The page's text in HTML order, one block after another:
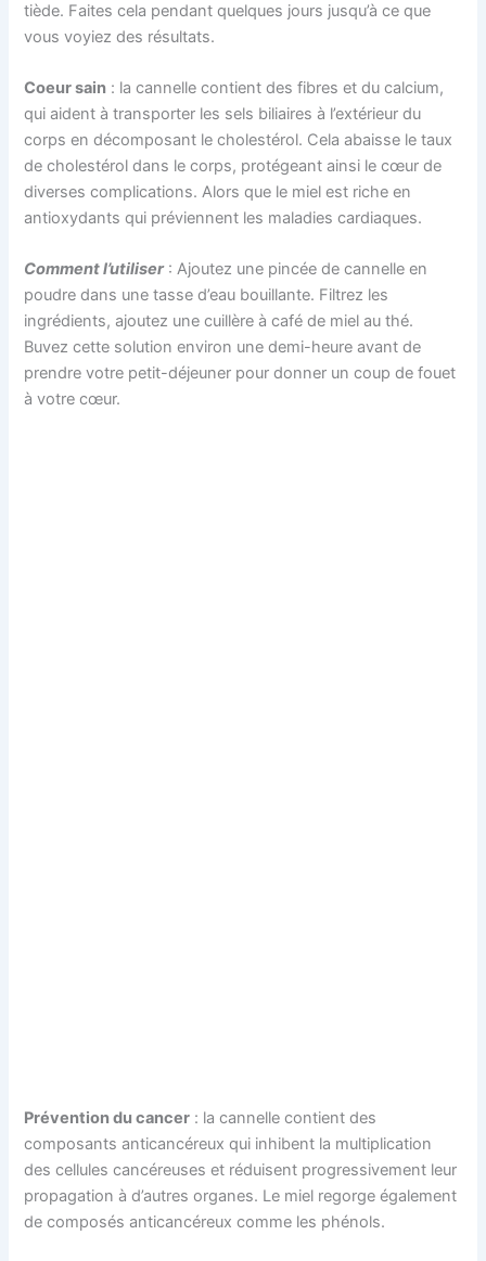
tiède. Faites cela pendant quelques jours jusqu’à ce que
vous voyiez des résultats.
Coeur sain : la cannelle contient des fibres et du calcium,
qui aident à transporter les sels biliaires à l’extérieur du
corps en décomposant le cholestérol. Cela abaisse le taux
de cholestérol dans le corps, protégeant ainsi le cœur de
diverses complications. Alors que le miel est riche en
antioxydants qui préviennent les maladies cardiaques.
Comment l’utiliser: Ajoutez une pincée de cannelle en
poudre dans une tasse d’eau bouillante. Filtrez les
ingrédients, ajoutez une cuillère à café de miel au thé.
Buvez cette solution environ une demi-heure avant de
prendre votre petit-déjeuner pour donner un coup de fouet
à votre cœur.
Prévention du cancer : la cannelle contient des
composants anticancéreux qui inhibent la multiplication
des cellules cancéreuses et réduisent progressivement leur
propagation à d’autres organes. Le miel regorge également
de composés anticancéreux comme les phénols.